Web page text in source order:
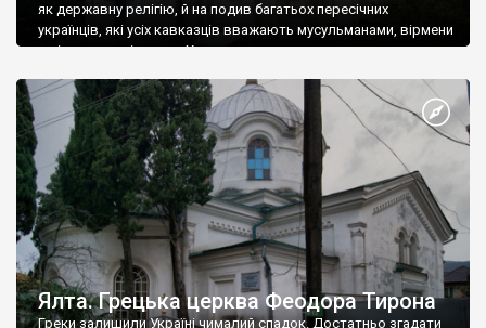
як державну релігію, й на подив багатьох пересічних
українців, які усіх кавказців вважають мусульманами, вірмени
є відданими вірянами Христа
Ялта. Грецька церква Феодора Тирона
Греки залишили Україні чималий спадок. Достатньо згадати